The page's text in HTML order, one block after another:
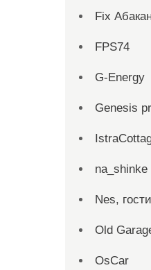
Fix
FPS74
G-Energy
Genesis
na_shinke
Nes,
Old
OsCar